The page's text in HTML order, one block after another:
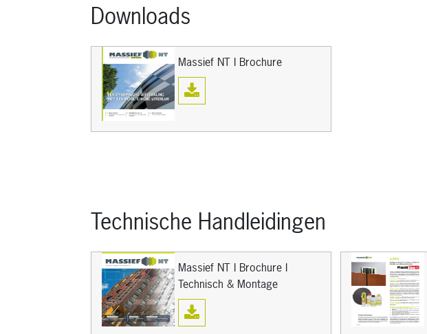
Downloads
Massief NT I Brochure
Technische Handleidingen
Massief NT I Brochure I
Technisch & Montage